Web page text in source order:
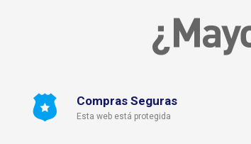
Compras Seguras
Esta web está protegida